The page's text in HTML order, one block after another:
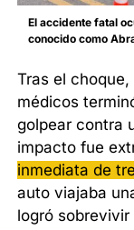
El accidente fatal
conocido como
Tras el
médicos
golpear contra
impacto fue
inmediata de
auto viajaba
logró